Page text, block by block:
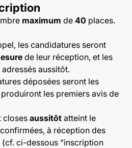
maximum de 40 places.
les candidatures seront
de leur réception, et les
aussitôt.
déposées seront les
les premiers avis de
closes aussitôt atteint le
à réception des
ci-dessous "inscription